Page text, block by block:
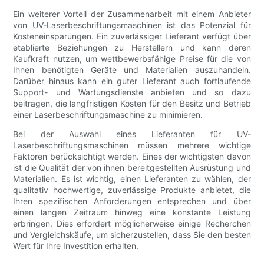
Ein weiterer Vorteil der Zusammenarbeit mit einem Anbieter
von UV-Laserbeschriftungsmaschinen ist das Potenzial für
Kosteneinsparungen. Ein zuverlässiger Lieferant verfügt über
etablierte Beziehungen zu Herstellern und kann deren
Kaufkraft nutzen, um wettbewerbsfähige Preise für die von
Ihnen benötigten Geräte und Materialien auszuhandeln.
Darüber hinaus kann ein guter Lieferant auch fortlaufende
Support- und Wartungsdienste anbieten und so dazu
beitragen, die langfristigen Kosten für den Besitz und Betrieb
einer Laserbeschriftungsmaschine zu minimieren.
Bei der Auswahl eines Lieferanten für UV-
Laserbeschriftungsmaschinen müssen mehrere wichtige
Faktoren berücksichtigt werden. Eines der wichtigsten davon
ist die Qualität der von ihnen bereitgestellten Ausrüstung und
Materialien. Es ist wichtig, einen Lieferanten zu wählen, der
qualitativ hochwertige, zuverlässige Produkte anbietet, die
Ihren spezifischen Anforderungen entsprechen und über
einen langen Zeitraum hinweg eine konstante Leistung
erbringen. Dies erfordert möglicherweise einige Recherchen
und Vergleichskäufe, um sicherzustellen, dass Sie den besten
Wert für Ihre Investition erhalten.